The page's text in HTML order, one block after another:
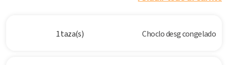
1 taza(s) Choclo desg congelado